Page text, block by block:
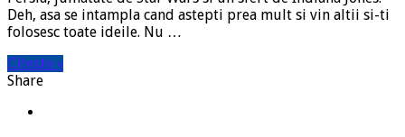
Deh, asa se intampla cand astepti prea mult si vin altii si-ti
folosesc toate ideile. Nu …
Citeste »
Share